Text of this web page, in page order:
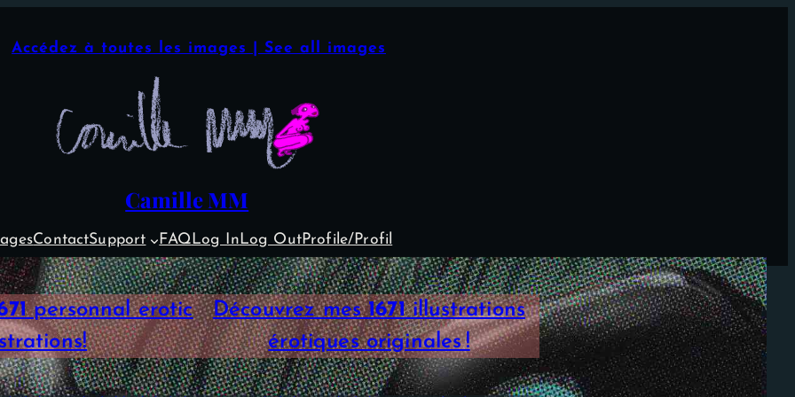
Accédez à toutes les images | See all images
Camille MM
ContactSupport FAQ Log In Log OutProfile/Profil
personnal erotic
Découvrez mes1671illustrations
érotiques originales !